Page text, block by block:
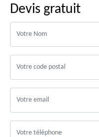
Devis gratuit